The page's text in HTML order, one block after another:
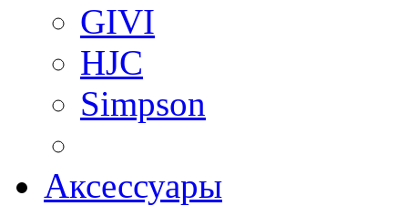
GIVI
HJC
Simpson
Аксессуары